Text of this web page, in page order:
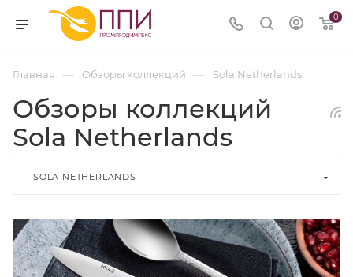
0
Главная — Обзоры коллекций — Sola Netherlands
Обзоры коллекций
Sola Netherlands
SOLA NETHERLANDS